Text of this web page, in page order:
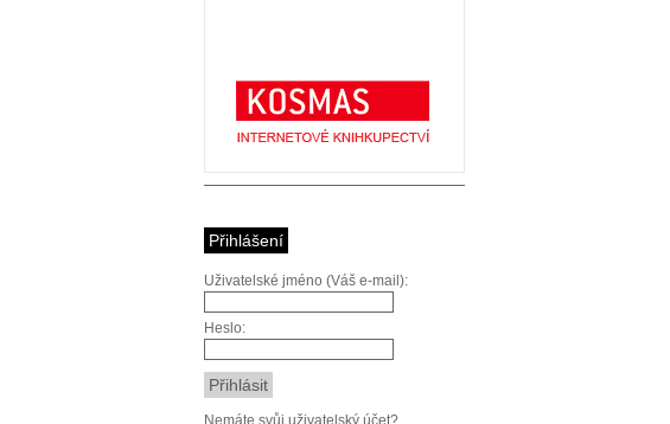
Přihlášení
Uživatelské jméno (Váš e-mail):
Heslo:
Nemáte svůj uživatelský účet?